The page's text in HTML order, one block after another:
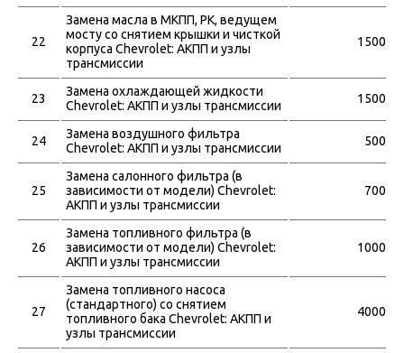
22
Замена масла в МКПП, РК, ведущем
мосту со снятием крышки и чисткой
корпуса Chevrolet: АКПП и узлы
трансмиссии
1500
23
Замена охлаждающей жидкости
Chevrolet: АКПП и узлы трансмиссии
1500
24
Замена воздушного фильтра
Chevrolet: АКПП и узлы трансмиссии
500
25
Замена салонного фильтра (в
зависимости от модели) Chevrolet:
АКПП и узлы трансмиссии
700
26
Замена топливного фильтра (в
зависимости от модели) Chevrolet:
АКПП и узлы трансмиссии
1000
27
Замена топливного насоса
(стандартного) со снятием
топливного бака Chevrolet: АКПП и
узлы трансмиссии
4000